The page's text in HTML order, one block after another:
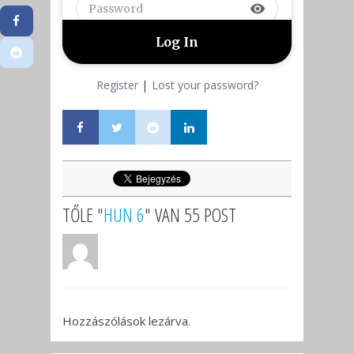
visibility
Register| Lost your password?
TŐLE "HUN 6" VAN 55 POST
Hozzászólások lezárva.